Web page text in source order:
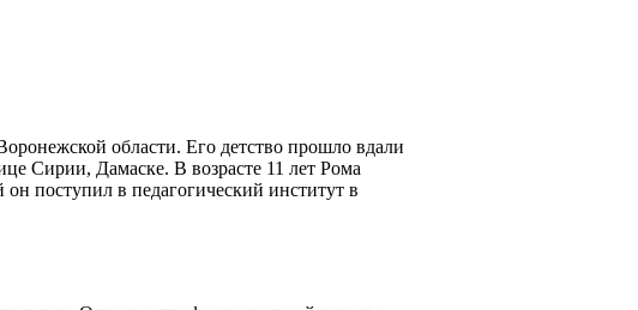
области. Его детство прошло вдали
Сирии, Дамаске. В возрасте 11 лет Рома
поступил в педагогический институт в